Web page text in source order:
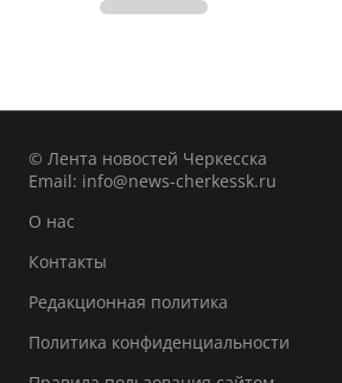
© Лента новостей Черкесска
Email: info@news-cherkessk.ru
О нас
Контакты
Редакционная политика
Политика конфиденциальности